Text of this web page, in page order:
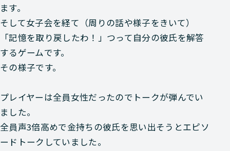
ます。
そして女子会を経て（周りの話や様子をきいて）
「記憶を取り戻したわ！」 つって自分の彼氏を解答
するゲームです。
その様子です。
プレイヤーは全員女性だったのでトークが弾んでい
ました。
全員声3倍高めで金持ちの彼氏を思い出そうとエピソ
ードトークしていました。